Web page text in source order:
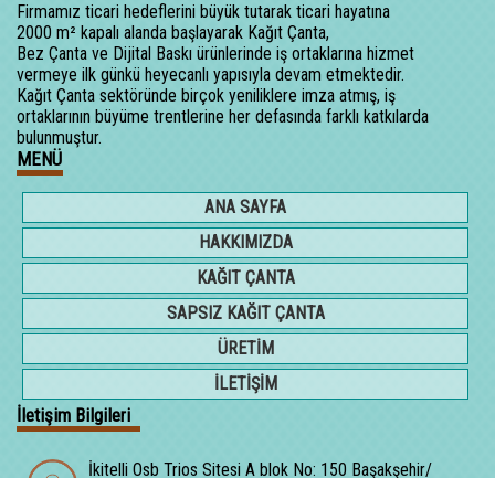
Firmamız ticari hedeflerini büyük tutarak ticari hayatına
2000 m² kapalı alanda başlayarak Kağıt Çanta,
Bez Çanta ve Dijital Baskı ürünlerinde iş ortaklarına hizmet
vermeye ilk günkü heyecanlı yapısıyla devam etmektedir.
Kağıt Çanta sektöründe birçok yeniliklere imza atmış, iş
ortaklarının büyüme trentlerine her defasında farklı katkılarda
bulunmuştur.
MENÜ
ANA SAYFA
HAKKIMIZDA
KAĞIT ÇANTA
SAPSIZ KAĞIT ÇANTA
ÜRETİM
İLETİŞİM
İletişim Bilgileri
İkitelli Osb Trios Sitesi A blok No: 150 Başakşehir/